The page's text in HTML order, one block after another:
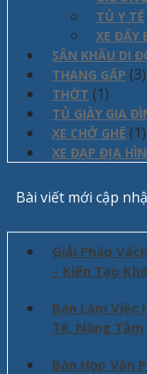
TỦ Y TẾ
XE ĐẨY
SÂN KHẤU DI
THANG GẤP (3)
THỚT (1)
TỦ GIÀY GIA
XE CHỞ GHẾ (1)
XE ĐẠP ĐỊA
Bài viết mới cập
Giải Pháp
– Kiến Tạo
Bàn Làm Việc
Tế, Nâng
Bàn Họp Văn